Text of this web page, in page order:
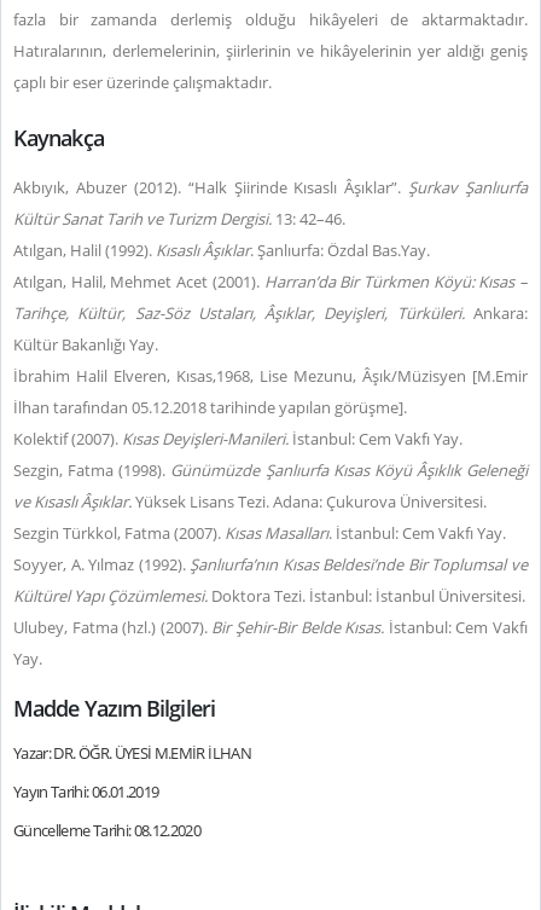
fazla bir zamanda derlemiş olduğu hikâyeleri de aktarmaktadır.
Hatıralarının, derlemelerinin, şiirlerinin ve hikâyelerinin yer aldığı geniş
çaplı bir eser üzerinde çalışmaktadır.
Kaynakça
Akbıyık, Abuzer (2012). “Halk Şiirinde Kısaslı Âşıklar”. Şurkav Şanlıurfa
Kültür Sanat Tarih ve Turizm Dergisi. 13: 42–46.
Atılgan, Halil (1992). Kısaslı Âşıklar. Şanlıurfa: Özdal Bas.Yay.
Atılgan, Halil, Mehmet Acet (2001). Harran’da Bir Türkmen Köyü: Kısas –
Tarihçe, Kültür, Saz-Söz Ustaları, Âşıklar, Deyişleri, Türküleri.Ankara:
Kültür Bakanlığı Yay.
İbrahim Halil Elveren, Kısas,1968, Lise Mezunu, Âşık/Müzisyen [M.Emir
İlhan tarafından 05.12.2018 tarihinde yapılan görüşme].
Kolektif (2007). Kısas Deyişleri-Manileri. İstanbul: Cem Vakfı Yay.
Sezgin, Fatma (1998). Günümüzde Şanlıurfa Kısas Köyü Âşıklık Geleneği
ve Kısaslı Âşıklar.Yüksek Lisans Tezi. Adana: Çukurova Üniversitesi.
Sezgin Türkkol, Fatma (2007). Kısas Masalları. İstanbul: Cem Vakfı Yay.
Soyyer, A. Yılmaz (1992). Şanlıurfa’nın Kısas Beldesi’nde Bir Toplumsal ve
Kültürel Yapı Çözümlemesi. Doktora Tezi. İstanbul: İstanbul Üniversitesi.
Ulubey, Fatma (hzl.) (2007). Bir Şehir-Bir Belde Kısas. İstanbul: Cem Vakfı
Yay.
Madde Yazım Bilgileri
Yazar: DR. ÖĞR. ÜYESİ M.EMİR İLHAN
Yayın Tarihi: 06.01.2019
Güncelleme Tarihi: 08.12.2020